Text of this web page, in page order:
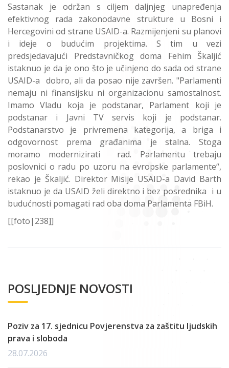
Sastanak je održan s ciljem daljnjeg unapređenja
efektivnog rada zakonodavne strukture u Bosni i
Hercegovini od strane USAID-a. Razmijenjeni su planovi
i ideje o budućim projektima. S tim u vezi
predsjedavajući Predstavničkog doma Fehim Škaljić
istaknuo je da je ono što je učinjeno do sada od strane
USAID-a dobro, ali da posao nije završen. "Parlamenti
nemaju ni finansijsku ni organizacionu samostalnost.
Imamo Vladu koja je podstanar, Parlament koji je
podstanar i Javni TV servis koji je podstanar.
Podstanarstvo je privremena kategorija, a briga i
odgovornost prema građanima je stalna. Stoga
moramo modernizirati rad. Parlamentu trebaju
poslovnici o radu po uzoru na evropske parlamente“,
rekao je Škaljić. Direktor Misije USAID-a David Barth
istaknuo je da USAID želi direktno i bez posrednika i u
budućnosti pomagati rad oba doma Parlamenta FBiH.
[[foto|238]]
POSLJEDNJE NOVOSTI
Poziv za 17. sjednicu Povjerenstva za zaštitu ljudskih
prava i sloboda
28.07.2026